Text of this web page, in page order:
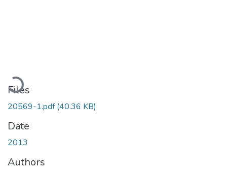
Loading...
Files
20569-1.pdf(40.36 KB)
Date
2013
Authors